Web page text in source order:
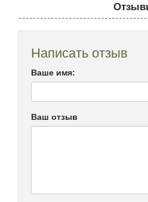
Написать отзыв
Ваше имя:
Ваш отзыв